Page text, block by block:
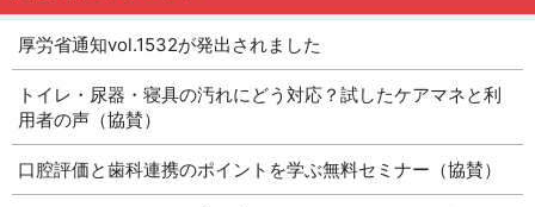
厚労省通知vol.1532が発出されました
トイレ・尿器・寝具の汚れにどう対応？試したケアマネと利
用者の声（協賛）
口腔評価と歯科連携のポイントを学ぶ無料セミナー（協賛）